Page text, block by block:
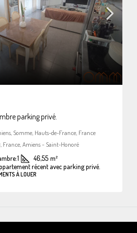
parking privé.
Somme, Hauts-de-France, France
Amiens - Saint-Honoré
1 46,55 m²
récent avec parking privé.
À LOUER